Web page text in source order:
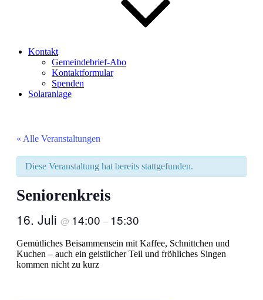
Kontakt
Gemeindebrief-Abo
Kontaktformular
Spenden
Solaranlage
« Alle Veranstaltungen
Diese Veranstaltung hat bereits stattgefunden.
Seniorenkreis
16. Juli @ 14:00 – 15:30
Gemütliches Beisammensein mit Kaffee, Schnittchen und
Kuchen – auch ein geistlicher Teil und fröhliches Singen
kommen nicht zu kurz